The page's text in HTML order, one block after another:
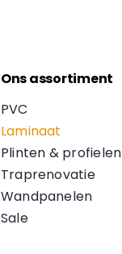
Ons assortiment
PVC
Laminaat
Plinten & profielen
Traprenovatie
Wandpanelen
Sale